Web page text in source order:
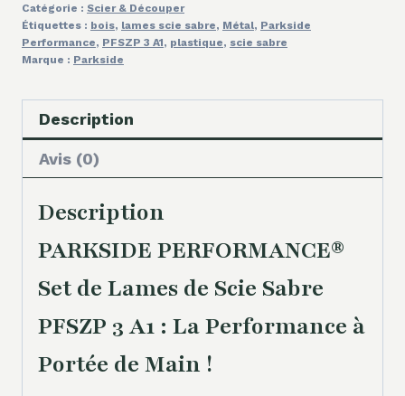
Catégorie : Scier & Découper
Étiquettes : bois, lames scie sabre, Métal, Parkside
Performance, PFSZP 3 A1, plastique, scie sabre
Marque : Parkside
Description
Avis (0)
Description
PARKSIDE PERFORMANCE®
Set de Lames de Scie Sabre
PFSZP 3 A1 : La Performance à
Portée de Main !